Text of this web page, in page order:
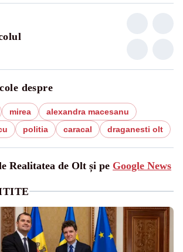
despre
mirea
alexandra macesanu
politia caracal draganesti olt
Realitatea de Olt și pe Google News